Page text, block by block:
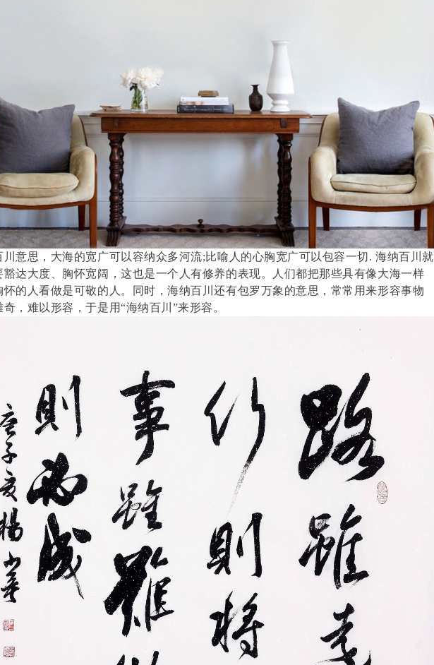
川意思，大海的宽广可以容纳众多河流;比喻人的心胸宽广可以包容一切. 海纳百川就
豁达大度、胸怀宽阔，这也是一个人有修养的表现。人们都把那些具有像大海一样
怀的人看做是可敬的人。同时，海纳百川还有包罗万象的意思，常常用来形容事物
奇，难以形容，于是用“海纳百川”来形容。